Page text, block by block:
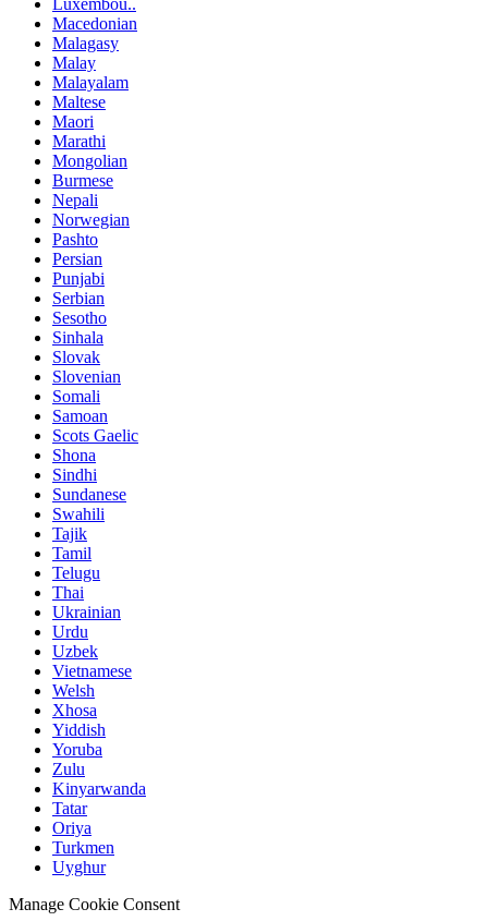
Luxembou..
Macedonian
Malagasy
Malay
Malayalam
Maltese
Maori
Marathi
Mongolian
Burmese
Nepali
Norwegian
Pashto
Persian
Punjabi
Serbian
Sesotho
Sinhala
Slovak
Slovenian
Somali
Samoan
Scots Gaelic
Shona
Sindhi
Sundanese
Swahili
Tajik
Tamil
Telugu
Thai
Ukrainian
Urdu
Uzbek
Vietnamese
Welsh
Xhosa
Yiddish
Yoruba
Zulu
Kinyarwanda
Tatar
Oriya
Turkmen
Uyghur
Manage Cookie Consent